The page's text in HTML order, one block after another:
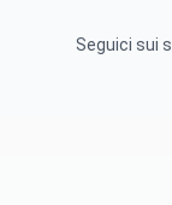
Seguici sui